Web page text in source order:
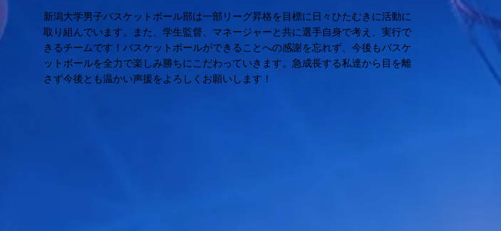
新潟大学男子バスケットボール部は一部リーグ昇格を目標に日々ひたむきに活動に
取り組んでいます。また、学生監督、マネージャーと共に選手自身で考え、実行で
きるチームです！バスケットボールができることへの感謝を忘れず、今後もバスケ
ットボールを全力で楽しみ勝ちにこだわっていきます。急成長する私達から目を離
さず今後とも温かい声援をよろしくお願いします！